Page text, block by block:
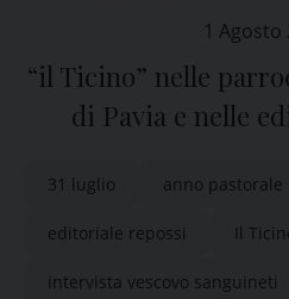
1 Agosto
“il Ticino” nelle
di Pavia e nelle
31 luglio anno pastorale
editoriale repossi Il
intervista vescovo sanguineti